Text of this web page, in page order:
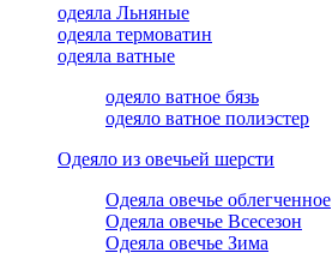
одеяла Льняные
одеяла термоватин
одеяла ватные
одеяло ватное бязь
одеяло ватное полиэстер
Одеяло из овечьей шерсти
Одеяла овечье облегченное
Одеяла овечье Всесезон
Одеяла овечье Зима